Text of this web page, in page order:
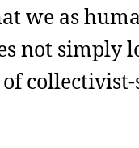
we as
not simply